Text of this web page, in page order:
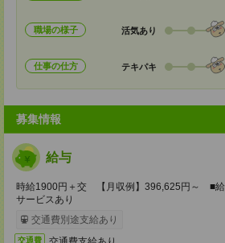
職場の様子 活気あり
仕事の仕方 テキパキ
募集情報
給与
時給1900円＋交 【月収例】396,625円～ ■給
サービスあり
交通費別途支給あり
交通費